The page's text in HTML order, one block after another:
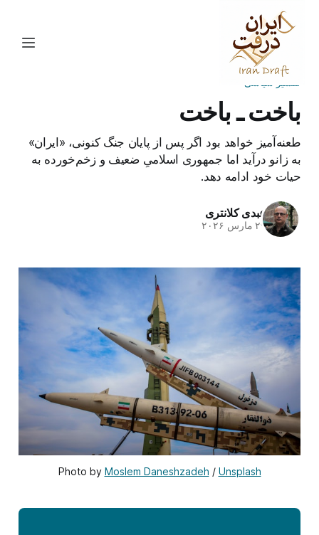
باخت ـ باخت
طعنه‌آمیز خواهد بود اگر پس از پایان جنگ کنونی، «ایران»
به زانو درآید اما جمهوری اسلامیِ ضعیف و زخم‌خورده به
حیات خود ادامه دهد.
عبدی کلانتری
۲۹ مارس ۲۰۲۶
Photo by Moslem Daneshzadeh / Unsplash